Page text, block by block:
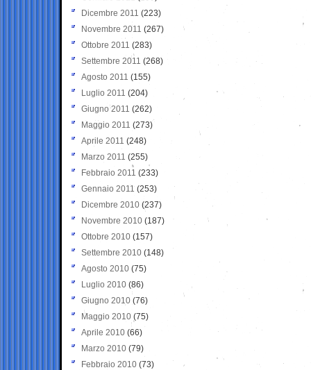
Dicembre 2011 (223)
Novembre 2011 (267)
Ottobre 2011 (283)
Settembre 2011 (268)
Agosto 2011 (155)
Luglio 2011 (204)
Giugno 2011 (262)
Maggio 2011 (273)
Aprile 2011 (248)
Marzo 2011 (255)
Febbraio 2011 (233)
Gennaio 2011 (253)
Dicembre 2010 (237)
Novembre 2010 (187)
Ottobre 2010 (157)
Settembre 2010 (148)
Agosto 2010 (75)
Luglio 2010 (86)
Giugno 2010 (76)
Maggio 2010 (75)
Aprile 2010 (66)
Marzo 2010 (79)
Febbraio 2010 (73)